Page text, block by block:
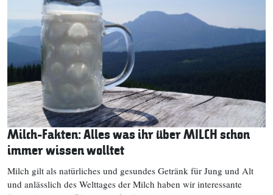
Milch-Fakten: Alles was ihr über MILCH schon
immer wissen wolltet
Milch gilt als natürliches und gesundes Getränk für Jung und Alt
und anlässlich des Welttages der Milch haben wir interessante